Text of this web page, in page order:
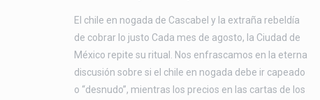
El chile en nogada de Cascabel y la extraña rebeldía
de cobrar lo justo Cada mes de agosto, la Ciudad de
México repite su ritual. Nos enfrascamos en la eterna
discusión sobre si el chile en nogada debe ir capeado
o “desnudo”, mientras los precios en las cartas de los